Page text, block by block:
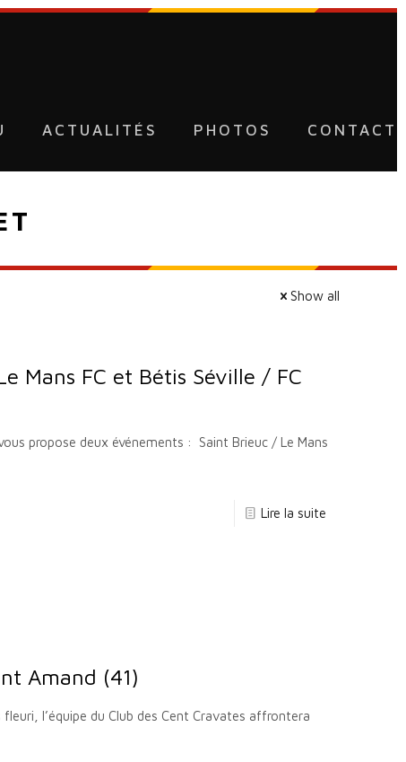
ACTUALITÉS PHOTOS CONTACT
Show all
Mans FC et Bétis Séville / FC
propose deux événements : Saint Brieuc / Le Mans
Lire la suite
Amand (41)
l’équipe du Club des Cent Cravates affrontera